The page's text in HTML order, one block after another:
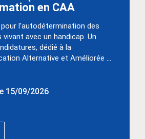
en CAA
pour l’autodétermination des
vivant avec un handicap. Un
dédié à la
Alternative et Améliorée ...
15/09/2026